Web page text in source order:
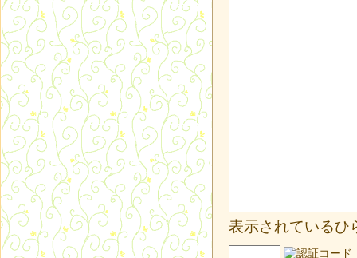
表示されているひ